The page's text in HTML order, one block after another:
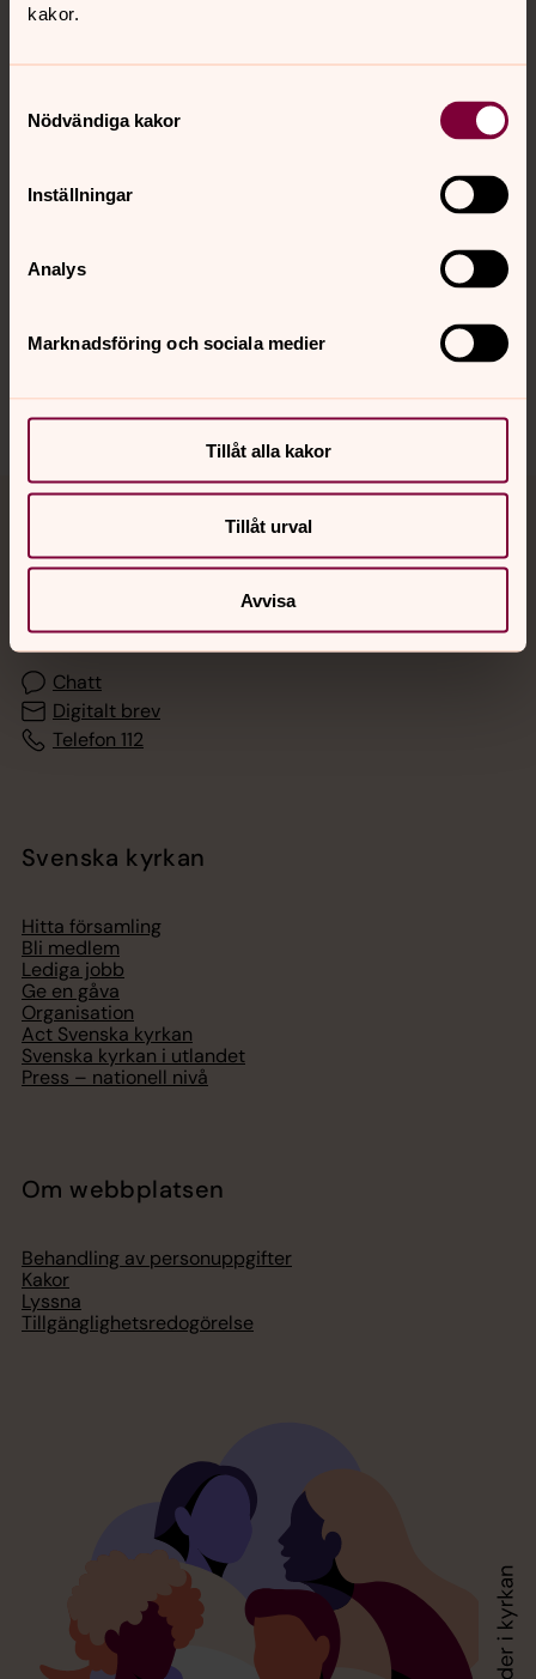
kakor.
Nödvändiga kakor
Inställningar
Analys
Marknadsföring och sociala medier
Tillåt alla kakor
Tillåt urval
Avvisa
Kontakt
Sociala kanaler
Jourhavande präst
med en präst på kvällar och nätter.
Chatt
Digitalt brev
Telefon 112
Svenska kyrkan
Hitta församling
Bli medlem
Lediga jobb
Ge en gåva
Organisation
Act Svenska kyrkan
Svenska kyrkan i utlandet
Press – nationell nivå
Om webbplatsen
Behandling av personuppgifter
Kakor
Lyssna
Tillgänglighetsredogörelse